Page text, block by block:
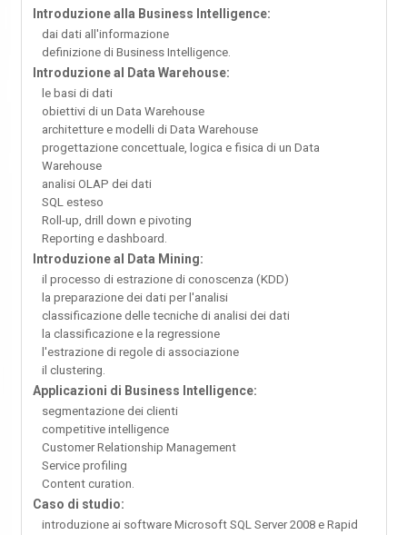
Introduzione alla Business Intelligence:
dai dati all'informazione
definizione di Business Intelligence.
Introduzione al Data Warehouse:
le basi di dati
obiettivi di un Data Warehouse
architetture e modelli di Data Warehouse
progettazione concettuale, logica e fisica di un Data
Warehouse
analisi OLAP dei dati
SQL esteso
Roll-up, drill down e pivoting
Reporting e dashboard.
Introduzione al Data Mining:
il processo di estrazione di conoscenza (KDD)
la preparazione dei dati per l'analisi
classificazione delle tecniche di analisi dei dati
la classificazione e la regressione
l'estrazione di regole di associazione
il clustering.
Applicazioni di Business Intelligence:
segmentazione dei clienti
competitive intelligence
Customer Relationship Management
Service profiling
Content curation.
Caso di studio:
introduzione ai software Microsoft SQL Server 2008 e Rapid